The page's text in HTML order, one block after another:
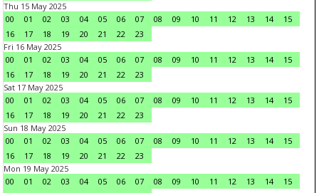
Thu 15 May 2025
00
01 02 03 04 05 06 07 08 09 10 11 12 13 14
15
16
17 18 19 20 21 22
23
Fri 16 May 2025
00
01 02 03 04 05 06 07 08 09 10 11 12 13 14
15
16
17 18 19 20 21 22
23
Sat 17 May 2025
00
01 02 03 04 05 06 07 08 09 10 11 12 13 14
15
16
17 18 19 20 21 22
23
Sun 18 May 2025
00
01 02 03 04 05 06 07 08 09 10 11 12 13 14
15
16
17 18 19 20 21 22
23
Mon 19 May 2025
00
01 02 03 04 05 06 07 08 09 10 11 12 13 14
15